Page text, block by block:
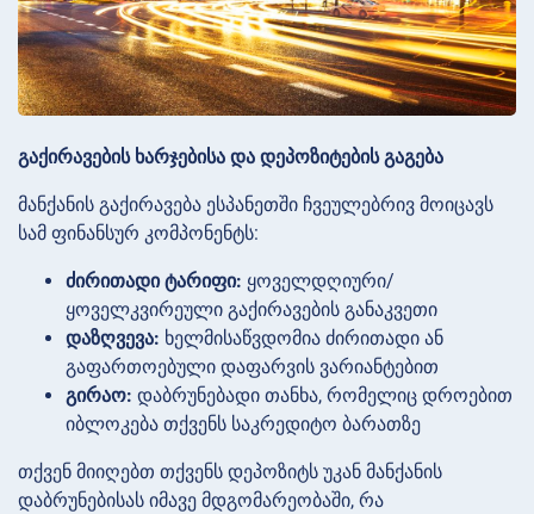
გაქირავების ხარჯებისა და დეპოზიტების გაგება
მანქანის გაქირავება ესპანეთში ჩვეულებრივ მოიცავს
სამ ფინანსურ კომპონენტს:
ძირითადი ტარიფი: ყოველდღიური/
ყოველკვირეული გაქირავების განაკვეთი
დაზღვევა: ხელმისაწვდომია ძირითადი ან
გაფართოებული დაფარვის ვარიანტებით
გირაო: დაბრუნებადი თანხა, რომელიც დროებით
იბლოკება თქვენს საკრედიტო ბარათზე
თქვენ მიიღებთ თქვენს დეპოზიტს უკან მანქანის
დაბრუნებისას იმავე მდგომარეობაში, რა